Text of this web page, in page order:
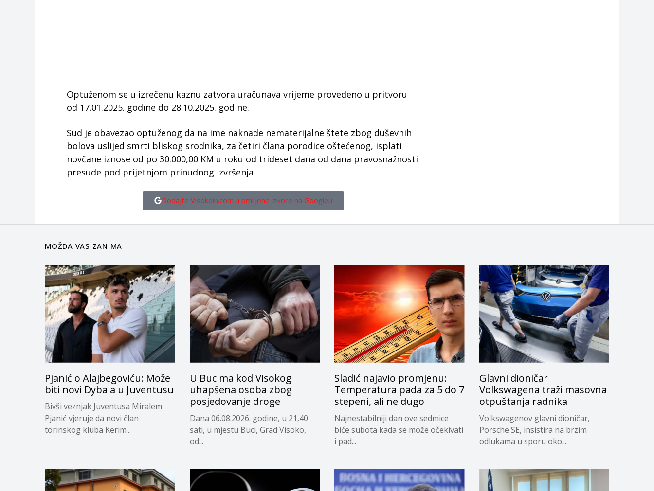
Optuženom se u izrečenu kaznu zatvora uračunava vrijeme provedeno u pritvoru
od 17.01.2025. godine do 28.10.2025. godine.
Sud je obavezao optuženog da na ime naknade nematerijalne štete zbog duševnih
bolova uslijed smrti bliskog srodnika, za četiri člana porodice oštećenog, isplati
novčane iznose od po 30.000,00 KM u roku od trideset dana od dana pravosnažnosti
presude pod prijetnjom prinudnog izvršenja.
Dodajte Visokoin.com u omiljene izvore na Googleu
MOŽDA VAS ZANIMA
Pjanić o Alajbegoviću: Može
biti novi Dybala u Juventusu
Bivši veznjak Juventusa Miralem
Pjanić vjeruje da novi član
torinskog kluba Kerim...
U Bucima kod Visokog
uhapšena osoba zbog
posjedovanje droge
Dana 06.08.2026. godine, u 21,40
sati, u mjestu Buci, Grad Visoko,
od...
Sladić najavio promjenu:
Temperatura pada za 5 do 7
stepeni, ali ne dugo
Najnestabilniji dan ove sedmice
biće subota kada se može očekivati
i pad...
Glavni dioničar
Volkswagena traži masovna
otpuštanja radnika
Volkswagenov glavni dioničar,
Porsche SE, insistira na brzim
odlukama u sporu oko...